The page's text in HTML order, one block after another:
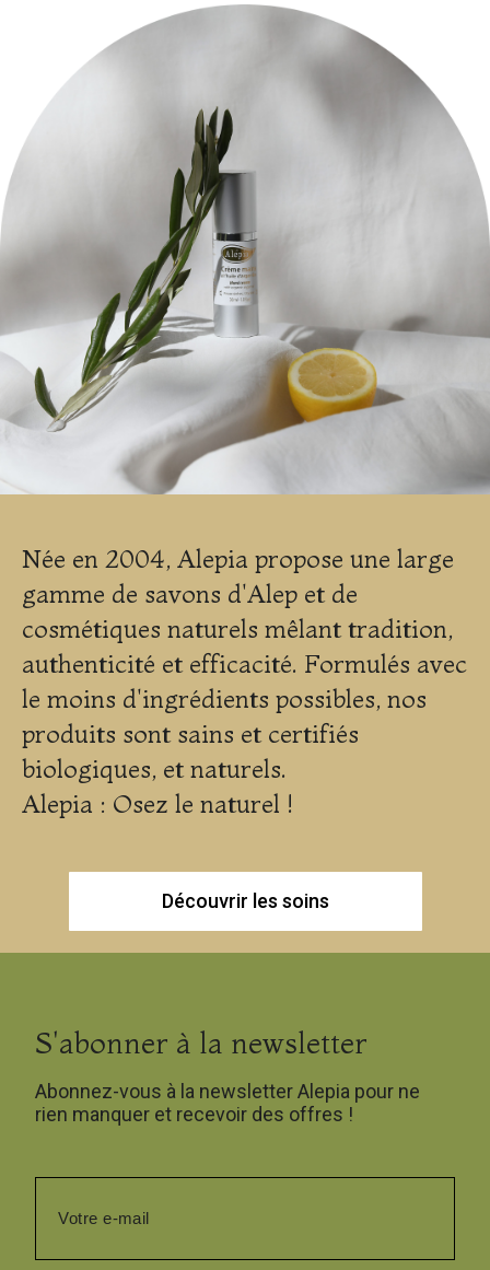
Née en 2004, Alepia propose une large
gamme de savons d'Alep et de
cosmétiques naturels mêlant tradition,
authenticité et efficacité. Formulés avec
le moins d'ingrédients possibles, nos
produits sont sains et certifiés
biologiques, et naturels.
Alepia : Osez le naturel !
Découvrir les soins
S'abonner à la newsletter
Abonnez-vous à la newsletter Alepia pour ne
rien manquer et recevoir des offres !